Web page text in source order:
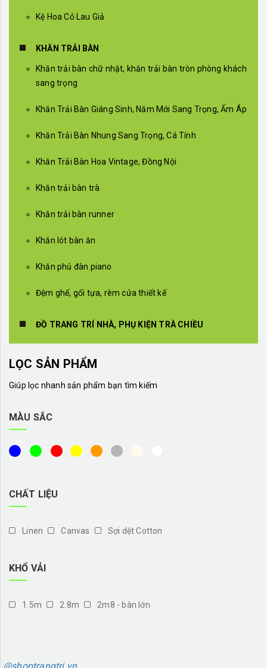
Kệ Hoa Cỏ Lau Giả
KHĂN TRẢI BÀN
Khăn trải bàn chữ nhật, khăn trải bàn tròn phòng khách
sang trọng
Khăn Trải Bàn Giáng Sinh, Năm Mới Sang Trọng, Ấm Áp
Khăn Trải Bàn Nhung Sang Trọng, Cá Tính
Khăn Trải Bàn Hoa Vintage, Đồng Nội
Khăn trải bàn trà
Khăn trải bàn runner
Khăn lót bàn ăn
Khăn phủ đàn piano
Đệm ghế, gối tựa, rèm cửa thiết kế
ĐỒ TRANG TRÍ NHÀ, PHỤ KIỆN TRÀ CHIỀU
LỌC SẢN PHẨM
Giúp lọc nhanh sản phẩm bạn tìm kiếm
MÀU SẮC
CHẤT LIỆU
Linen Canvas Sợi dệt Cotton
KHỔ VẢI
1.5m 2.8m 2m8 - bàn lớn